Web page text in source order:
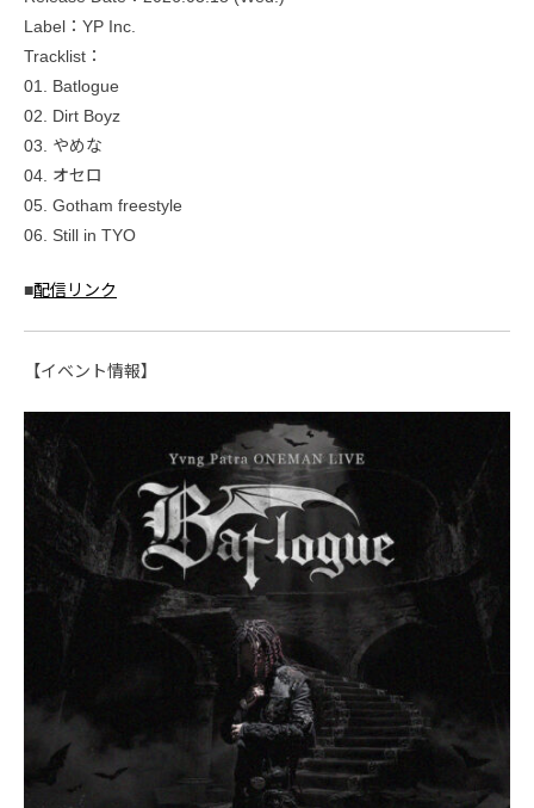
Label：YP Inc.
Tracklist：
01. Batlogue
02. Dirt Boyz
03. やめな
04. オセロ
05. Gotham freestyle
06. Still in TYO
■配信リンク
【イベント情報】